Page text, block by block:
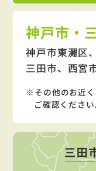
神戸市・
神戸市東灘区
三田市、西宮
その他のお近
ご確認ください